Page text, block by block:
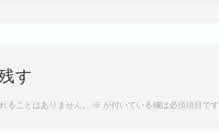
す
ることはありません。 ※ が付いている欄は必須項目です